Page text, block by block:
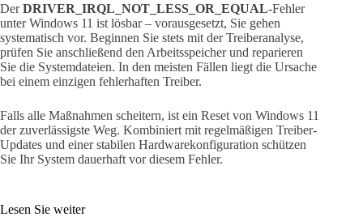
DerDRIVER_IRQL_NOT_LESS_OR_EQUAL-Fehler
unter Windows 11 ist lösbar – vorausgesetzt, Sie gehen
systematisch vor. Beginnen Sie stets mit der Treiberanalyse,
prüfen Sie anschließend den Arbeitsspeicher und reparieren
Sie die Systemdateien. In den meisten Fällen liegt die Ursache
bei einem einzigen fehlerhaften Treiber.
Falls alle Maßnahmen scheitern, ist ein Reset von Windows 11
der zuverlässigste Weg. Kombiniert mit regelmäßigen Treiber-
Updates und einer stabilen Hardwarekonfiguration schützen
Sie Ihr System dauerhaft vor diesem Fehler.
Lesen Sie weiter